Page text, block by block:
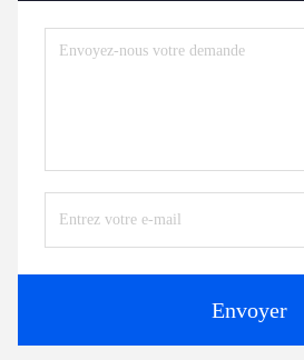
Envoyer